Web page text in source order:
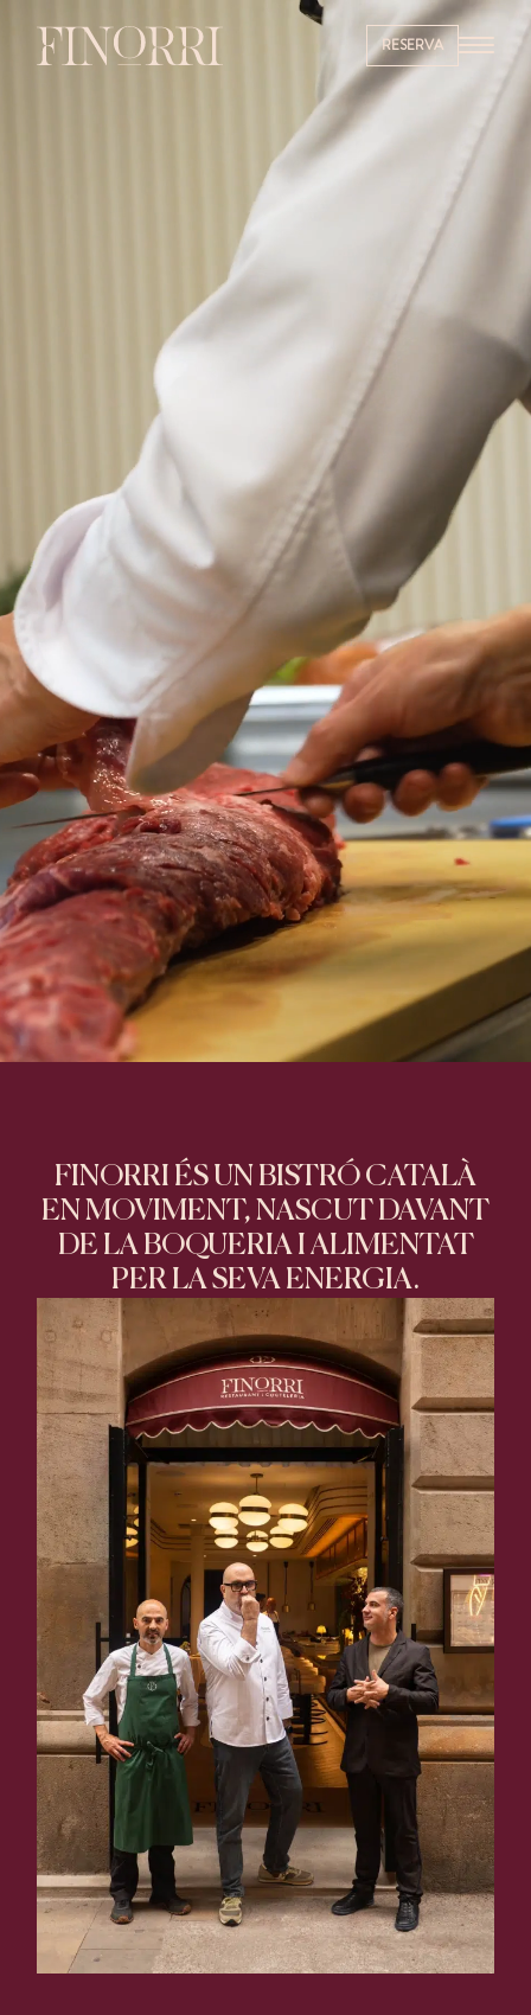
RESERVA
FINORRI ÉS UN BISTRÓ CATALÀ
EN MOVIMENT, NASCUT DAVANT
DE LA BOQUERIA I ALIMENTAT
PER LA SEVA ENERGIA.